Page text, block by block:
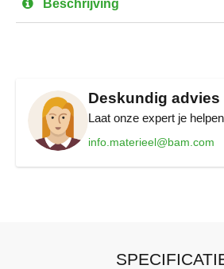
Beschrijving
Deskundig
Laat onze expert je
info.materieel@bam.com